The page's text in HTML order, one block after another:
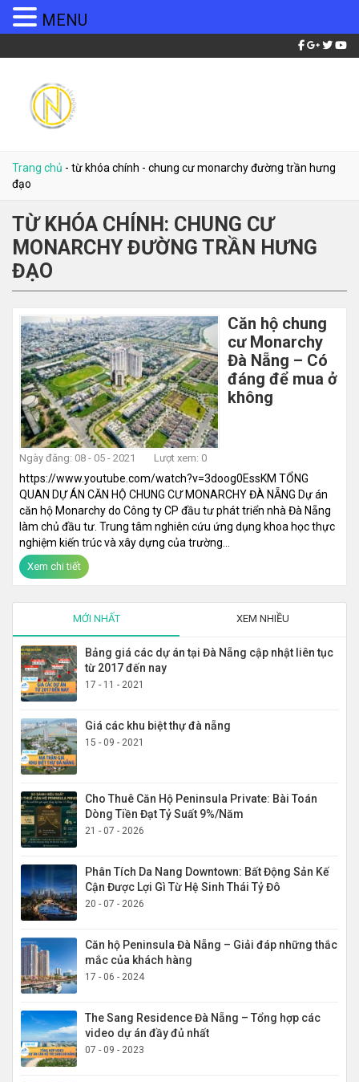
Trang chủ - từ khóa chính - chung cư monarchy đường trần hưng
đạo
TỪ KHÓA CHÍNH: CHUNG CƯ
MONARCHY ĐƯỜNG TRẦN HƯNG
ĐẠO
Căn hộ chung
cư Monarchy
Đà Nẵng – Có
đáng để mua ở
không
Ngày đăng: 08 - 05 - 2021 Lượt xem: 0
https://www.youtube.com/watch?v=3doog0EssKM TỔNG
QUAN DỰ ÁN CĂN HỘ CHUNG CƯ MONARCHY ĐÀ NẴNG Dự án
căn hộ Monarchy do Công ty CP đầu tư phát triển nhà Đà Nẵng
làm chủ đầu tư. Trung tâm nghiên cứu ứng dụng khoa học thực
nghiệm kiến trúc và xây dựng của trường...
Xem chi tiết
MỚI NHẤT XEM NHIỀU
Bảng giá các dự án tại Đà Nẵng cập nhật liên tục
từ 2017 đến nay
17 - 11 - 2021
Giá các khu biệt thự đà nẵng
15 - 09 - 2021
Cho Thuê Căn Hộ Peninsula Private: Bài Toán
Dòng Tiền Đạt Tỷ Suất 9%/Năm
21 - 07 - 2026
Phân Tích Da Nang Downtown: Bất Động Sản Kế
Cận Được Lợi Gì Từ Hệ Sinh Thái Tỷ Đô
20 - 07 - 2026
Căn hộ Peninsula Đà Nẵng – Giải đáp những thắc
mắc của khách hàng
17 - 06 - 2024
The Sang Residence Đà Nẵng – Tổng hợp các
video dự án đầy đủ nhất
07 - 09 - 2023
MENU